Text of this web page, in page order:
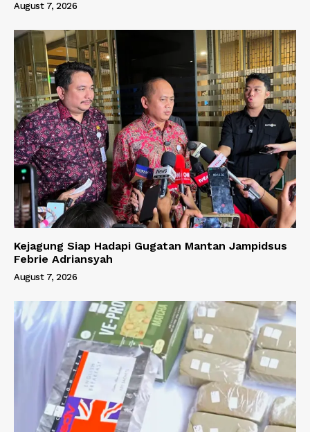
August 7, 2026
Kejagung Siap Hadapi Gugatan Mantan Jampidsus
Febrie Adriansyah
August 7, 2026